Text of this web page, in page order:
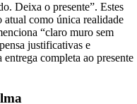
Deixa o presente”. Estes
atual como única realidade
“claro muro sem
justificativas e
completa ao presente